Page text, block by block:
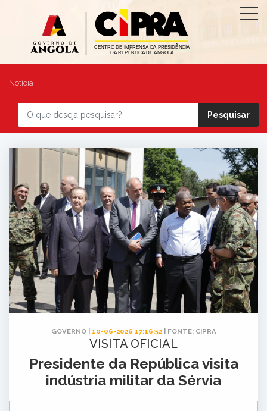
Notícia
GOVERNO | 10-06-2026 17:16:52| FONTE: CIPRA
VISITA OFICIAL
Presidente da República visita
indústria militar da Sérvia